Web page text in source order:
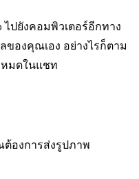
ไปยังคอมพิวเตอร์อีกทาง
ของคุณเอง อย่างไรก็ตาม
หมดในแชท
ต้องการส่งรูปภาพ